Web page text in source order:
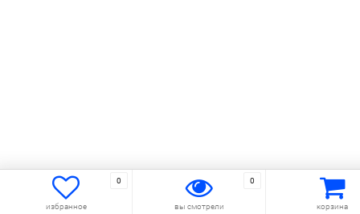
0
избранное
0
вы смотрели корзина